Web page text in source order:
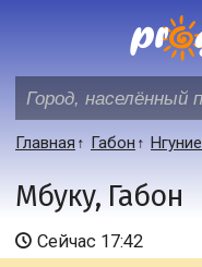
Главная Габон Нгуние
Мбуку, Габон
Сейчас 17:42